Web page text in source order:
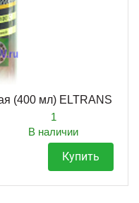
(400 мл) ELTRANS
1
В наличии
Купить